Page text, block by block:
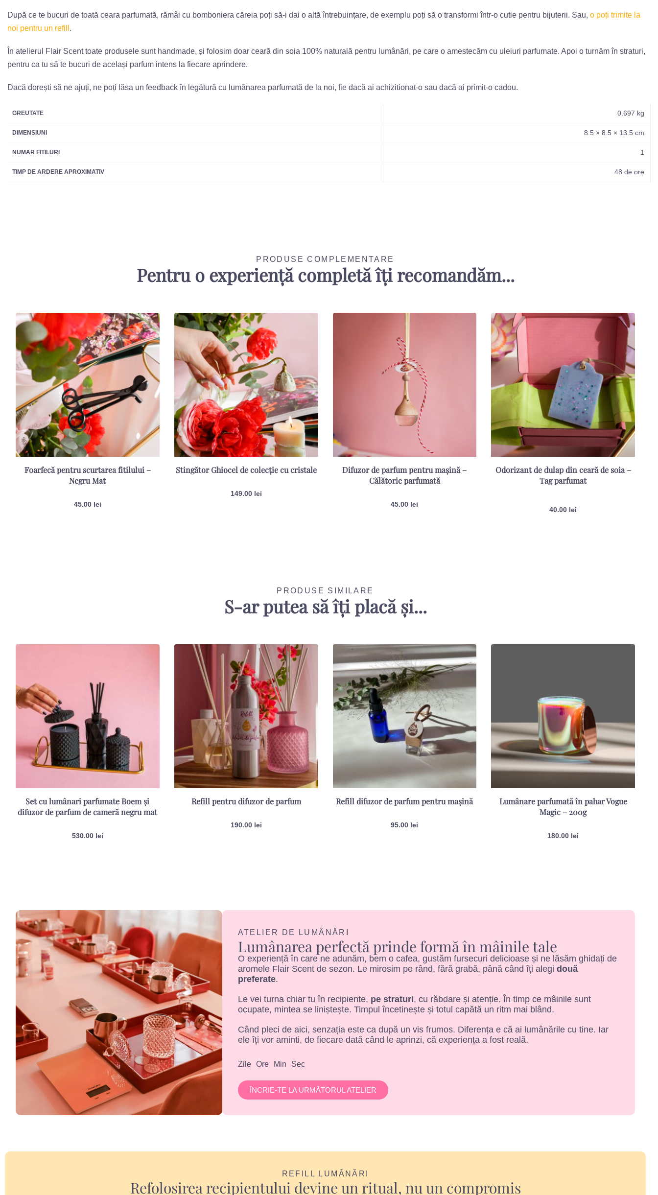
După ce te bucuri de toată ceara parfumată, rămâi cu bomboniera căreia poți să-i dai o altă întrebuințare, de exemplu poți să o transformi într-o cutie pentru bijuterii. Sau, o poți trimite la
noi pentru un refill .
În atelierul Flair Scent toate produsele sunt handmade, și folosim doar ceară din soia 100% naturală pentru lumânări, pe care o amestecăm cu uleiuri parfumate. Apoi o turnăm în straturi,
pentru ca tu să te bucuri de același parfum intens la fiecare aprindere.
Dacă dorești să ne ajuți, ne poți lăsa un feedback în legătură cu lumânarea parfumată de la noi, fie dacă ai achizitionat-o sau dacă ai primit-o cadou.
GREUTATE 0.697 kg
DIMENSIUNI 8.5 × 8.5 × 13.5 cm
NUMAR FITILURI 1
TIMP DE ARDERE APROXIMATIV 48 de ore
PRODUSE COMPLEMENTARE
Pentru o experiență completă îți recomandăm...
Foarfecă pentru scurtarea fitilului –
Negru Mat
45.00 lei
Stingător Ghiocel de colecție cu cristale
149.00 lei
Difuzor de parfum pentru mașină –
Călătorie parfumată
45.00 lei
Odorizant de dulap din ceară de soia –
Tag parfumat
40.00 lei
PRODUSE SIMILARE
S-ar putea să îți placă și...
Set cu lumânari parfumate Boem și
difuzor de parfum de cameră negru mat
530.00 lei
Refill pentru difuzor de parfum
190.00 lei
Refill difuzor de parfum pentru mașină
95.00 lei
Lumânare parfumată în pahar Vogue
Magic – 200g
180.00 lei
ATELIER DE LUMÂNĂRI
Lumânarea perfectă prinde formă în mâinile tale
O experiență în care ne adunăm, bem o cafea, gustăm fursecuri delicioase și ne lăsăm ghidați de
aromele Flair Scent de sezon. Le mirosim pe rând, fără grabă, până când îți alegi două
preferate.
Le vei turna chiar tu în recipiente, pe straturi, cu răbdare și atenție. În timp ce mâinile sunt
ocupate, mintea se liniștește. Timpul încetinește și totul capătă un ritm mai blând.
Când pleci de aici, senzația este ca după un vis frumos. Diferența e că ai lumânările cu tine. Iar
ele îți vor aminti, de fiecare dată când le aprinzi, că experiența a fost reală.
Zile Ore Min Sec
ÎNCRIE-TE LA URMĂTORUL ATELIER
REFILL LUMÂNĂRI
Refolosirea recipientului devine un ritual, nu un compromis